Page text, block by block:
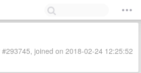
joined on 2018-02-24 12:25:52